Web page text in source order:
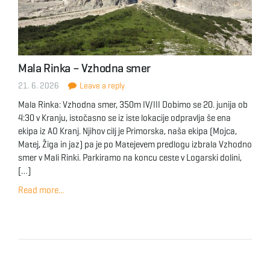
n
Mala Rinka – Vzhodna smer
21. 6. 2026 Leave a reply
Mala Rinka: Vzhodna smer, 350m IV/III Dobimo se 20. junija ob
4:30 v Kranju, istočasno se iz iste lokacije odpravlja še ena
ekipa iz AO Kranj. Njihov cilj je Primorska, naša ekipa (Mojca,
Matej, Žiga in jaz) pa je po Matejevem predlogu izbrala Vzhodno
smer v Mali Rinki. Parkiramo na koncu ceste v Logarski dolini,
[…]
Read more...